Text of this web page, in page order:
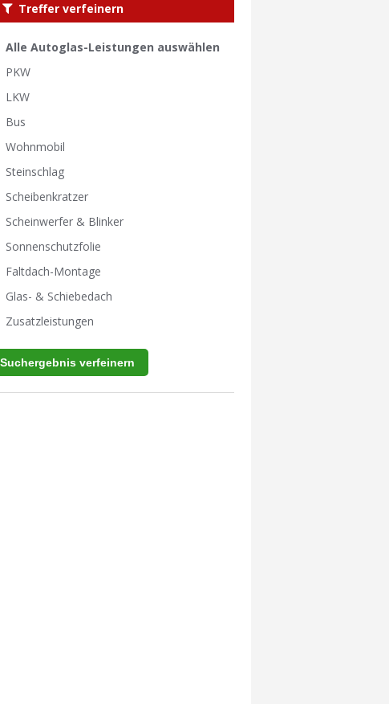
Treffer verfeinern
Alle Autoglas-Leistungen auswählen
PKW
LKW
Bus
Wohnmobil
Steinschlag
Scheibenkratzer
Scheinwerfer & Blinker
Sonnenschutzfolie
Faltdach-Montage
Glas- & Schiebedach
Zusatzleistungen